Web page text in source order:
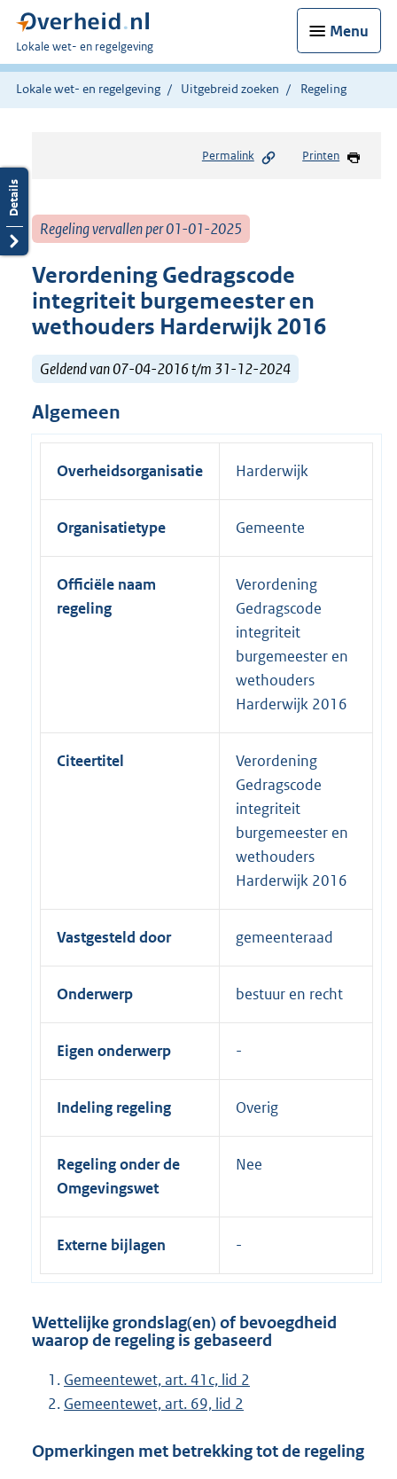
Menu
U
bent
hier:
Lokale wet- en regelgeving
Lokale wet- en regelgeving Uitgebreid zoeken Regeling
Permalink Printen
Regeling vervallen per 01-01-2025
Verordening Gedragscode
integriteit burgemeester en
wethouders Harderwijk 2016
Geldend van 07-04-2016 t/m 31-12-2024
Algemeen
Overheidsorganisatie Harderwijk
Organisatietype Gemeente
Officiële naam
regeling
Verordening
Gedragscode
integriteit
burgemeester en
wethouders
Harderwijk 2016
Citeertitel
Verordening
Gedragscode
integriteit
burgemeester en
wethouders
Harderwijk 2016
Vastgesteld door gemeenteraad
Onderwerp bestuur en recht
Eigen onderwerp
Indeling regeling Overig
Regeling onder de
Omgevingswet
Nee
Externe bijlagen
Wettelijke grondslag(en) of bevoegdheid
waarop de regeling is gebaseerd
Gemeentewet, art. 41c, lid 2
Gemeentewet, art. 69, lid 2
Opmerkingen met betrekking tot de regeling